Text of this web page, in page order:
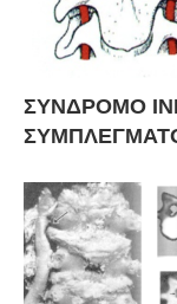
ΣΥΝΔΡΟΜΟ